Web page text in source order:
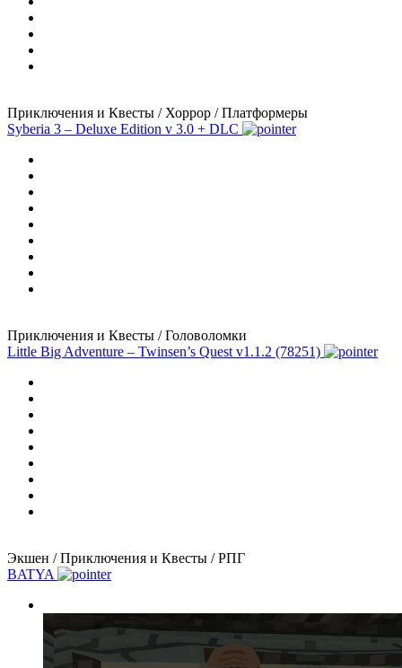
Приключения и Квесты / Хоррор / Платформеры
Syberia 3 – Deluxe Edition v 3.0 + DLC
Приключения и Квесты / Головоломки
Little Big Adventure – Twinsen’s Quest v1.1.2 (78251)
Экшен / Приключения и Квесты / РПГ
BATYA